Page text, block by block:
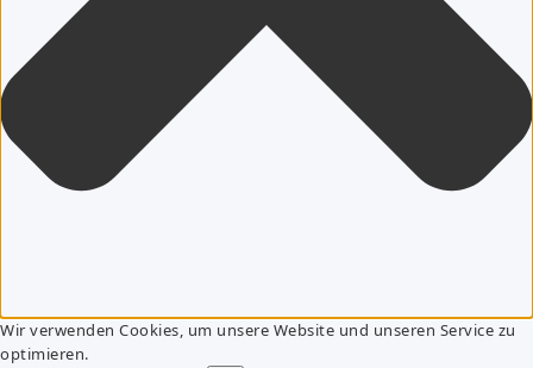
Wir verwenden Cookies, um unsere Website und unseren Service zu
optimieren.